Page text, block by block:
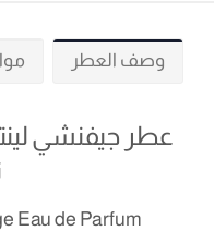
وصف العطر
عطر جيفنشي
Eau de Parfum